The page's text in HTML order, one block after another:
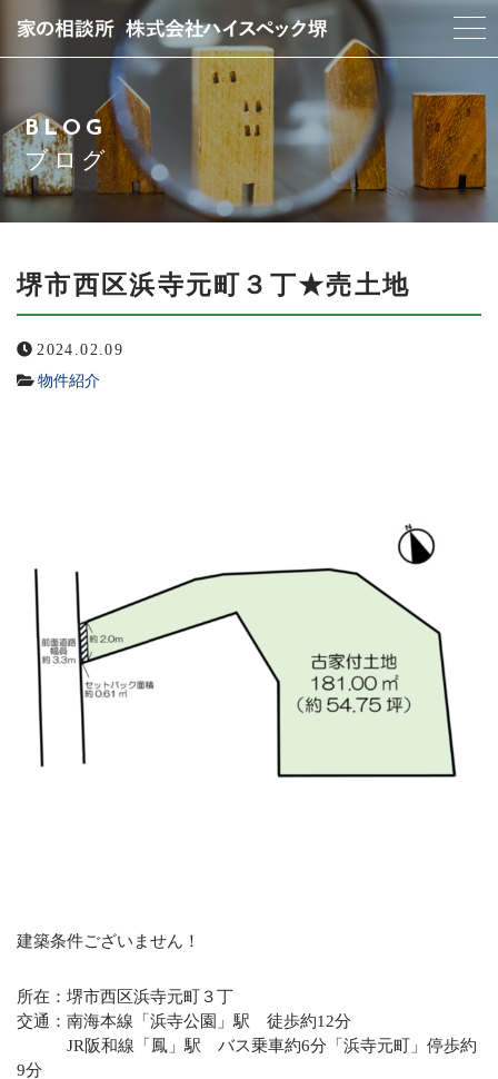
当社について
スタッフ紹介
アクセス
ブログ
CONTACT
不動産のことならなんでもお任せください
メールでの受付
お問い合わせフォーム
お電話の受付
BLOG
ブログ
堺市西区浜寺元町３丁★売土地
2024.02.09
物件紹介
建築条件ございません！
所在：堺市西区浜寺元町３丁
交通：南海本線「浜寺公園」駅 徒歩約12分
JR阪和線「鳳」駅 バス乗車約6分「浜寺元町」停歩約
9分